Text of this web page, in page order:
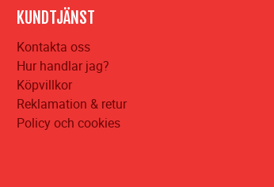
KUNDTJÄNST
Kontakta oss
Hur handlar jag?
Köpvillkor
Reklamation & retur
Policy och cookies